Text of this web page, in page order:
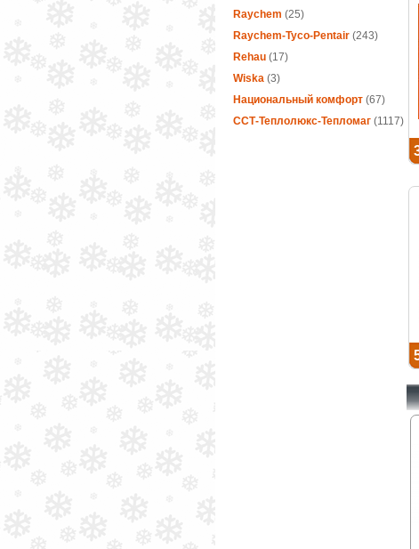
Raychem (25)
Raychem-Tyco-Pentair (243)
Rehau(17)
Wiska(3)
Национальный комфорт(67)
ССТ-Теплолюкс-Тепломаг(1117)